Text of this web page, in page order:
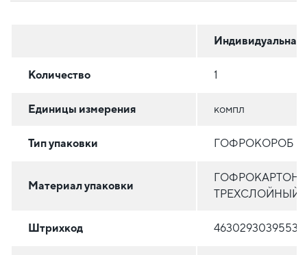
Индивидуальная
Количество 1
Единицы измерения компл
Тип упаковки ГОФРОКОРОБ
Материал упаковки
ГОФРОКАРТОН
ТРЕХСЛОЙНЫЙ
Штрихкод 4630293039553